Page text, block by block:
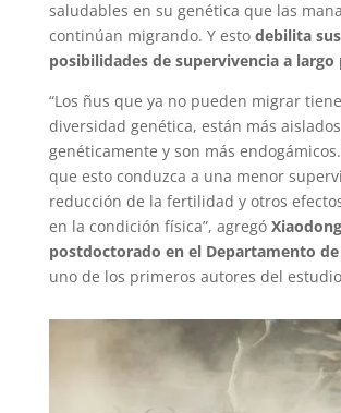
saludables en su genética que las
continúan migrando. Y esto debilita sus
posibilidades de supervivencia a largo
“Los ñus que ya no pueden migrar
diversidad genética, están más aislados
genéticamente y son más
que esto conduzca a una menor
reducción de la fertilidad y otros
en la condición física”, agregó
postdoctorado en el Departamento
uno de los primeros autores del